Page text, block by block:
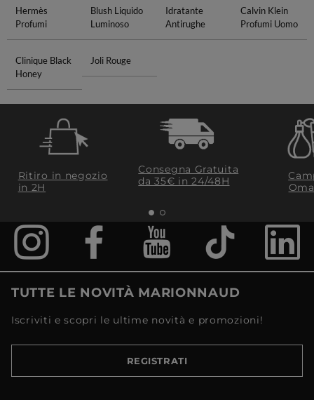
Hermès
Profumi
Blush Liquido
Luminoso
Idratante
Antirughe
Calvin Klein
Profumi Uomo
Clinique Black
Honey
Joli Rouge
Ritiro in negozio
in 2H
Consegna Gratuita
da 35€​ in 24/48H
TUTTE LE NOVITÀ MARIONNAUD
Iscriviti e scopri le ultime novità e promozioni!
REGISTRATI